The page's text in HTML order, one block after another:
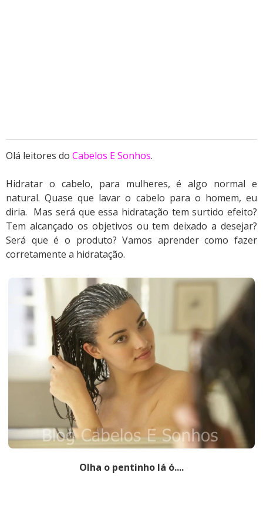
Olá leitores do Cabelos E Sonhos.
Hidratar o cabelo, para mulheres, é algo normal e
natural. Quase que lavar o cabelo para o homem, eu
diria. Mas será que essa hidratação tem surtido efeito?
Tem alcançado os objetivos ou tem deixado a desejar?
Será que é o produto? Vamos aprender como fazer
corretamente a hidratação.
Olha o pentinho lá ó....